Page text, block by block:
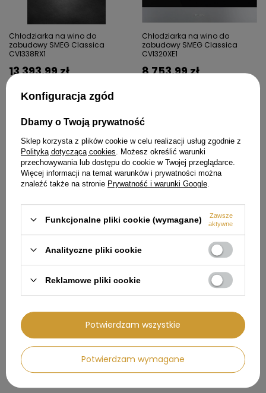
Chłodziarka na wino do
zabudowy SMEG Classica
CVI338RX1
Cena regularna: 15 758,00 zł
13 393,99 zł
Najniższa cena produktu w
wprowadzeniem obniżki:
15 299,00 zł
Chłodziarka na wino do
zabudowy SMEG Classica
CVI320XE1
8 753,99 zł
wprowadzeniem obniżki:
9 999,00 zł
151,01 zł
Ekspresy do kawy, przelewowe
DCF02MLMEU - SMEG
Cena regularna: 1 008,00 zł
Najniższa cena produktu w
okresie 30 dni przed
wprowadzeniem obniżki:
856,99 zł
142,01 zł
Tostery na 2 kromki TSF01MLMEU
Cena regularna:
okresie 30 dni przed
wprowadzeniem obniżki:
804,99 zł
Konfiguracja zgód
Dbamy o Twoją prywatność
Sklep korzysta z plików cookie w celu realizacji usług zgodnie z
Polityką dotyczącą cookies . Możesz określić warunki
przechowywania lub dostępu do cookie w Twojej przeglądarce.
Więcej informacji na temat warunków i prywatności można
znaleźć także na stronie Prywatność i warunki Google
Funkcjonalne pliki cookie (wymagane)
Zawsze
aktywne
Analityczne pliki cookie
Reklamowe pliki cookie
Potwierdzam wymagane
Potwierdzam wszystkie